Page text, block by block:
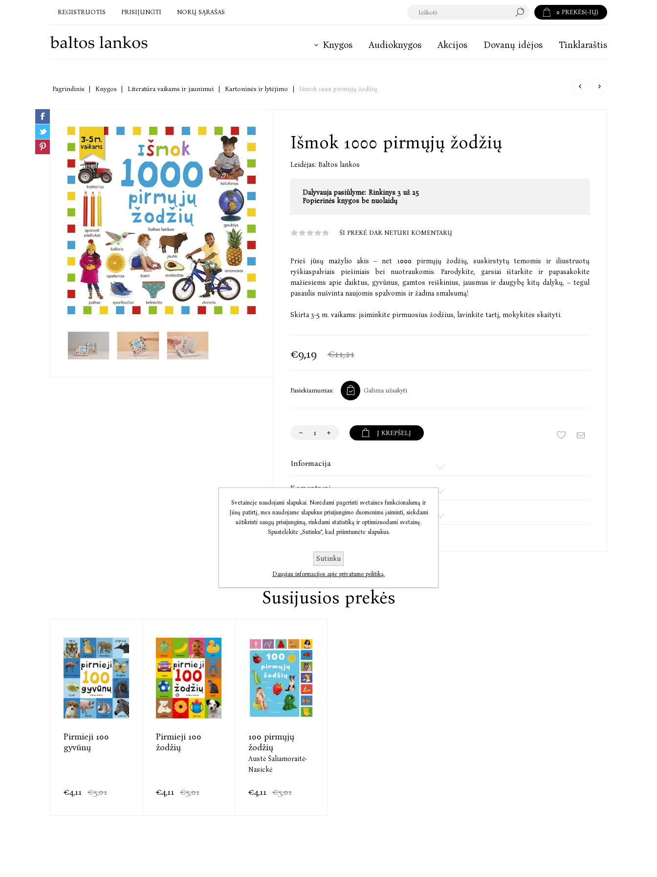
REGISTRUOTIS PRISIJUNGTI NORŲ SĄRAŠAS 0 PREKĖS(-IŲ)
Knygos Audioknygos Akcijos Dovanų idėjos Tinklaraštis
Pagrindinis Knygos Literatūra vaikams ir jaunimui Kartoninės ir lytėjimo Išmok 1000 pirmųjų žodžių
Išmok 1000 pirmųjų žodžių
Leidėjas: Baltos lankos
Dalyvauja pasiūlyme: Rinkinys 3 už 25
Popierinės knygos be nuolaidų
ŠI PREKĖ DAR NETURI KOMENTARŲ
Prieš jūsų mažylio akis – net 1000 pirmųjų žodžių, suskirstytų temomis ir iliustruotų
ryškiaspalviais piešiniais bei nuotraukomis. Parodykite, garsiai ištarkite ir papasakokite
mažiesiems apie daiktus, gyvūnus, gamtos reiškinius, jausmus ir daugybę kitų dalykų, – tegul
pasaulis nušvinta naujomis spalvomis ir žadina smalsumą!
Skirta 3-5 m. vaikams: įsiminkite pirmuosius žodžius, lavinkite tartį, mokykitės skaityti.
€9,19 €11,21
Pasiekiamumas: Galima užsakyti
Į KREPŠELĮ
Informacija
Komentarai
Susisiekite
Susijusios prekės
Pirmieji 100
gyvūnų
€4,11 €5,01
Pirmieji 100
žodžių
€4,11 €5,01
100 pirmųjų
žodžių
Austė Šaliamoraitė-
Nasickė
€4,11 €5,01
Svetainėje naudojami slapukai. Norėdami pagerinti svetainės funkcionalumą ir
Jūsų patirtį, mes naudojame slapukus prisijungimo duomenims įsiminti, siekdami
užtikrinti saugų prisijungimą, rinkdami statistiką ir optimizuodami svetainę.
Spustelėkite „Sutinku“, kad priimtumėte slapukus.
Sutinku
Daugiau informacijos apie privatumo politiką.